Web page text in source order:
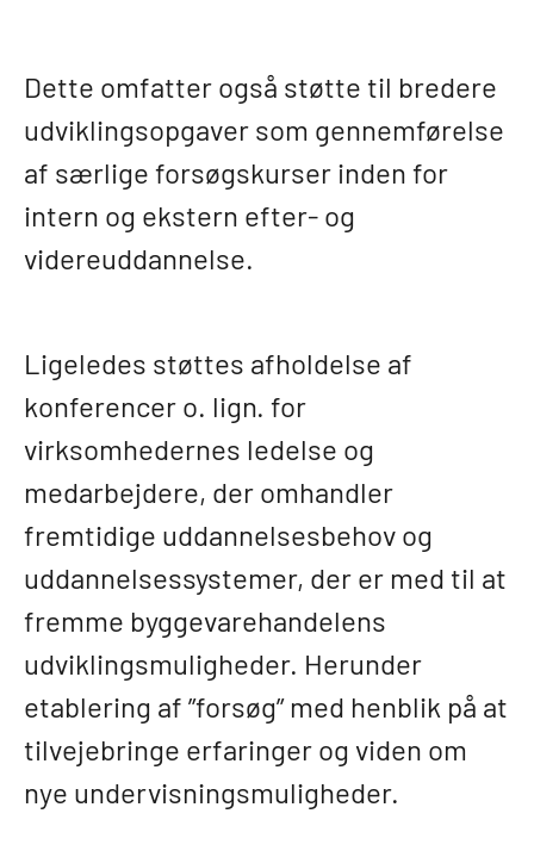
Dette omfatter også støtte til bredere
udviklingsopgaver som gennemførelse
af særlige forsøgskurser inden for
intern og ekstern efter- og
videreuddannelse.
Ligeledes støttes afholdelse af
konferencer o. lign. for
virksomhedernes ledelse og
medarbejdere, der omhandler
fremtidige uddannelsesbehov og
uddannelsessystemer, der er med til at
fremme byggevarehandelens
udviklingsmuligheder. Herunder
etablering af ”forsøg” med henblik på at
tilvejebringe erfaringer og viden om
nye undervisningsmuligheder.